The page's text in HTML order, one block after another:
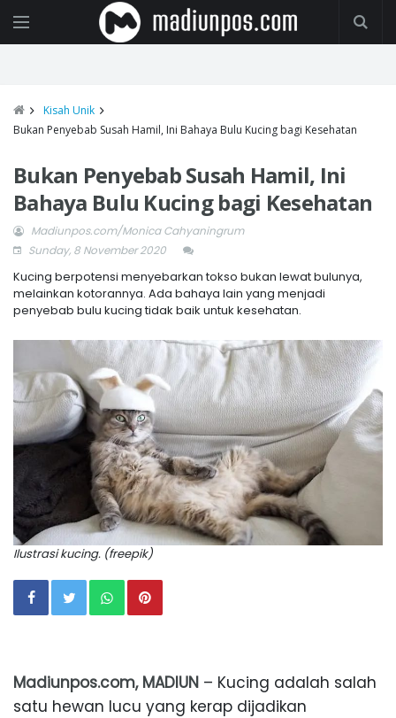
Kisah Unik
Bukan Penyebab Susah Hamil, Ini Bahaya Bulu Kucing bagi Kesehatan
Bukan Penyebab Susah Hamil, Ini
Bahaya Bulu Kucing bagi Kesehatan
Madiunpos.com/Monica Cahyaningrum
Sunday, 8 November 2020
Kucing berpotensi menyebarkan tokso bukan lewat bulunya,
melainkan kotorannya. Ada bahaya lain yang menjadi
penyebab bulu kucing tidak baik untuk kesehatan.
Ilustrasi kucing. (freepik)
Madiunpos.com, MADIUN – Kucing adalah salah
satu hewan lucu yang kerap dijadikan